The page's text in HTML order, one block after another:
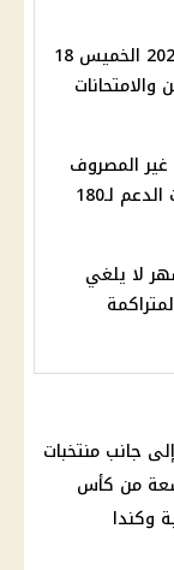
إجازة رأس السنة الهجرية 2026 الخميس 18
والامتحانات
غير المصروف
إلى 1.5 جنيه ورفع مخصصات الدعم لـ180
لا يلغي
جانب منتخبات
من كأس
وكندا